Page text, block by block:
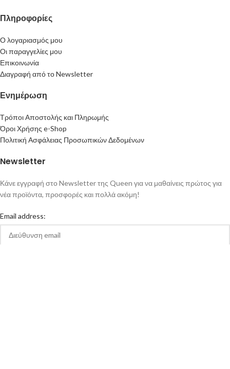
Πληροφορίες
Ο λογαριασμός μου
Οι παραγγελίες μου
Επικοινωνία
Διαγραφή από το Newsletter
Ενημέρωση
Τρόποι Αποστολής και Πληρωμής
Όροι Χρήσης e-Shop
Πολιτική Ασφάλειας Προσωπικών Δεδομένων
Newsletter
Κάνε εγγραφή στο Newsletter της Queen για να μαθαίνεις πρώτος για
νέα προϊόντα, προσφορές και πολλά ακόμη!
Email address: